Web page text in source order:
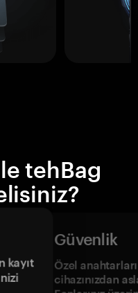
tehBag
kayıt
Güvenlik
Özel
cihazınızdan